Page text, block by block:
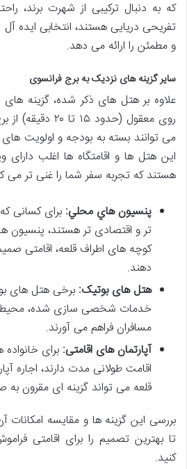
که به دنبال ترکیبی از شهرت برند،
تفریحی دریایی هستند، انتخابی ایده
و مطمئن را ارائه می دهد.
سایر گزینه های نزدیک به برج فرانسوی
علاوه بر هتل های ذکر شده، گزینه های
روی معقول (حدود
می توانند بسته به بودجه و اولویت های
این هتل ها و اقامتگاه ها اغلب
هستند که تجربه سفر شما را غنی تر می
پنسيون هاي محلي: برای کسانی
تر و اقتصادی تر هستند، پنسيون
کوچه های اطراف قلعه، اقامتی
دهند.
هتل های بوتیک: برخی هتل های
خدمات شخصی سازی شده، محیطی
مسافران فراهم می آورند.
آپارتمان های اقامتی: برای
اقامت طولانی مدت دارند، اجاره
قلعه می تواند گزینه ای مقرون
بررسی این گزینه ها و مقایسه
تا بهترین تصمیم را برای اقامتی
کنید.